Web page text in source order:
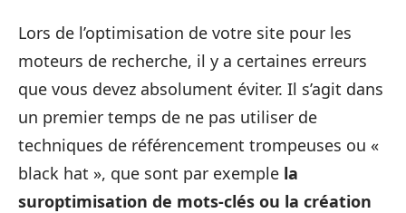
Lors de l’optimisation de votre site pour les
moteurs de recherche, il y a certaines erreurs
que vous devez absolument éviter. Il s’agit dans
un premier temps de ne pas utiliser de
techniques de référencement trompeuses ou «
black hat », que sont par exemple la
suroptimisation de mots-clés ou la création